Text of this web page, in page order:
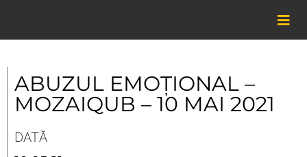
content
ABUZUL EMOȚIONAL –
MOZAIQUB – 10 MAI 2021
DATĂ